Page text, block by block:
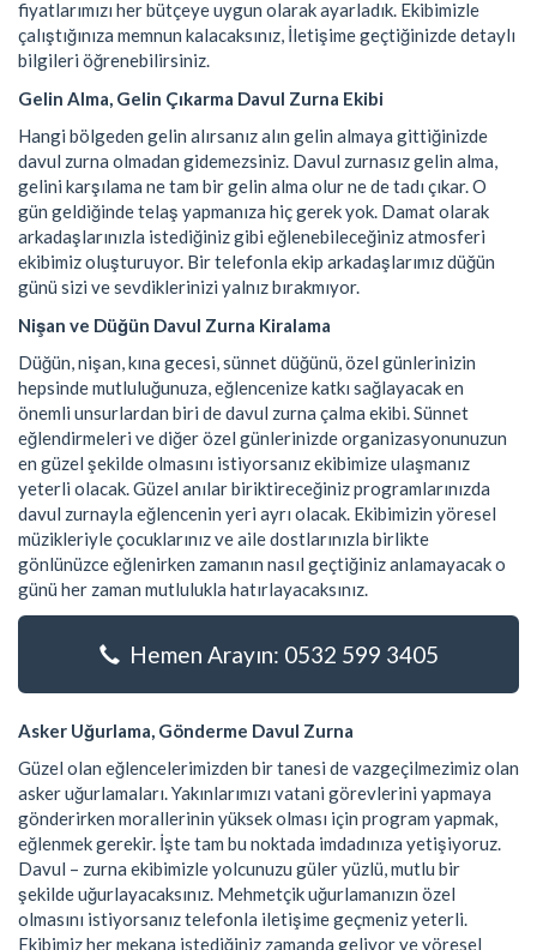
fiyatlarımızı her bütçeye uygun olarak ayarladık. Ekibimizle
çalıştığınıza memnun kalacaksınız, İletişime geçtiğinizde detaylı
bilgileri öğrenebilirsiniz.
Gelin Alma, Gelin Çıkarma Davul Zurna Ekibi
Hangi bölgeden gelin alırsanız alın gelin almaya gittiğinizde
davul zurna olmadan gidemezsiniz. Davul zurnasız gelin alma,
gelini karşılama ne tam bir gelin alma olur ne de tadı çıkar. O
gün geldiğinde telaş yapmanıza hiç gerek yok. Damat olarak
arkadaşlarınızla istediğiniz gibi eğlenebileceğiniz atmosferi
ekibimiz oluşturuyor. Bir telefonla ekip arkadaşlarımız düğün
günü sizi ve sevdiklerinizi yalnız bırakmıyor.
Nişan ve Düğün Davul Zurna Kiralama
Düğün, nişan, kına gecesi, sünnet düğünü, özel günlerinizin
hepsinde mutluluğunuza, eğlencenize katkı sağlayacak en
önemli unsurlardan biri de davul zurna çalma ekibi. Sünnet
eğlendirmeleri ve diğer özel günlerinizde organizasyonunuzun
en güzel şekilde olmasını istiyorsanız ekibimize ulaşmanız
yeterli olacak. Güzel anılar biriktireceğiniz programlarınızda
davul zurnayla eğlencenin yeri ayrı olacak. Ekibimizin yöresel
müzikleriyle çocuklarınız ve aile dostlarınızla birlikte
gönlünüzce eğlenirken zamanın nasıl geçtiğiniz anlamayacak o
günü her zaman mutlulukla hatırlayacaksınız.
Hemen Arayın: 0532 599 3405
Asker Uğurlama, Gönderme Davul Zurna
Güzel olan eğlencelerimizden bir tanesi de vazgeçilmezimiz olan
asker uğurlamaları. Yakınlarımızı vatani görevlerini yapmaya
gönderirken morallerinin yüksek olması için program yapmak,
eğlenmek gerekir. İşte tam bu noktada imdadınıza yetişiyoruz.
Davul – zurna ekibimizle yolcunuzu güler yüzlü, mutlu bir
şekilde uğurlayacaksınız. Mehmetçik uğurlamanızın özel
olmasını istiyorsanız telefonla iletişime geçmeniz yeterli.
Ekibimiz her mekana istediğiniz zamanda geliyor ve yöresel